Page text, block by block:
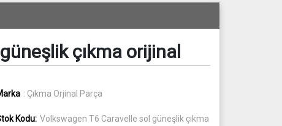
çıkma orijinal
: Çıkma Orjinal Parça
Kodu: Volkswagen T6 Caravelle sol güneşlik çıkma